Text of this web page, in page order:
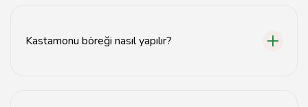
Kastamonu böreği nasıl yapılır?